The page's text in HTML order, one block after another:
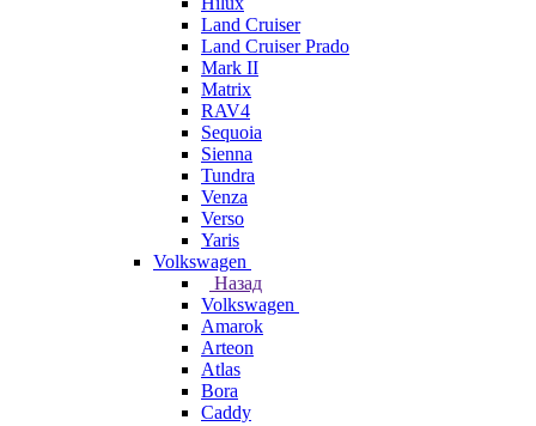
Land Cruiser
Land Cruiser Prado
Mark II
Matrix
RAV4
Sequoia
Sienna
Tundra
Venza
Verso
Yaris
Volkswagen
Назад
Volkswagen
Amarok
Arteon
Atlas
Bora
Caddy